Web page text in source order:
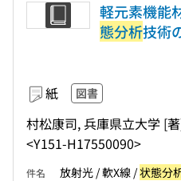
軽元素機能
態分析技術
紙 図書
村松康司, 兵庫県立大学 [
<Y151-H17550090>
件名 放射光 / 軟X線 /状態分